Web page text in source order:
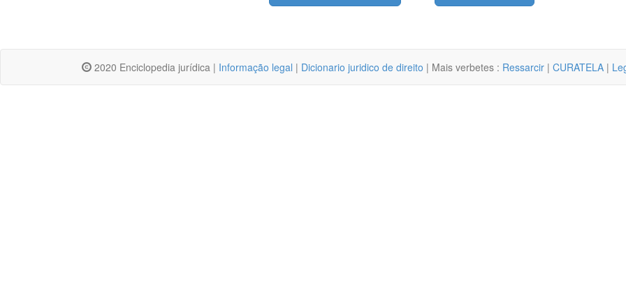
2020 Enciclopedia jurídica | Informação legal | Dicionario juridico de direito | Mais verbetes : Ressarcir | CURATELA |